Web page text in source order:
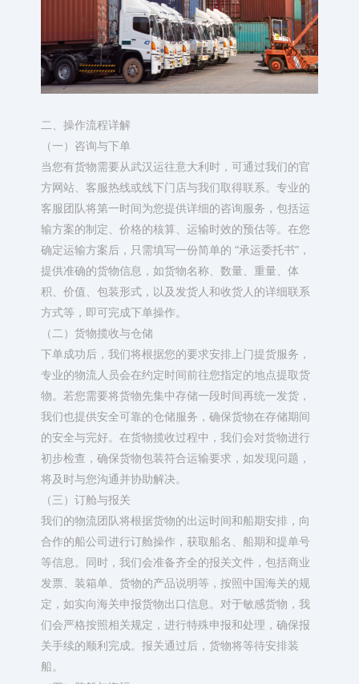
二、操作流程详解​
（一）咨询与下单​
当您有货物需要从武汉运往意大利时，可通过我们的官
方网站、客服热线或线下门店与我们取得联系。专业的
客服团队将第一时间为您提供详细的咨询服务，包括运
输方案的制定、价格的核算、运输时效的预估等。在您
确定运输方案后，只需填写一份简单的 “承运委托书”，
提供准确的货物信息，如货物名称、数量、重量、体
积、价值、包装形式，以及发货人和收货人的详细联系
方式等，即可完成下单操作。​
（二）货物揽收与仓储​
下单成功后，我们将根据您的要求安排上门提货服务，
专业的物流人员会在约定时间前往您指定的地点提取货
物。若您需要将货物先集中存储一段时间再统一发货，
我们也提供安全可靠的仓储服务，确保货物在存储期间
的安全与完好。在货物揽收过程中，我们会对货物进行
初步检查，确保货物包装符合运输要求，如发现问题，
将及时与您沟通并协助解决。​
（三）订舱与报关​
我们的物流团队将根据货物的出运时间和船期安排，向
合作的船公司进行订舱操作，获取船名、船期和提单号
等信息。同时，我们会准备齐全的报关文件，包括商业
发票、装箱单、货物的产品说明等，按照中国海关的规
定，如实向海关申报货物出口信息。对于敏感货物，我
们会严格按照相关规定，进行特殊申报和处理，确保报
关手续的顺利完成。报关通过后，货物将等待安排装
船。​